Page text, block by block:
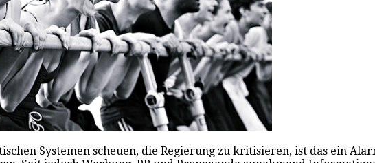
Systemen scheuen, die Regierung zu kritisieren, ist das ein